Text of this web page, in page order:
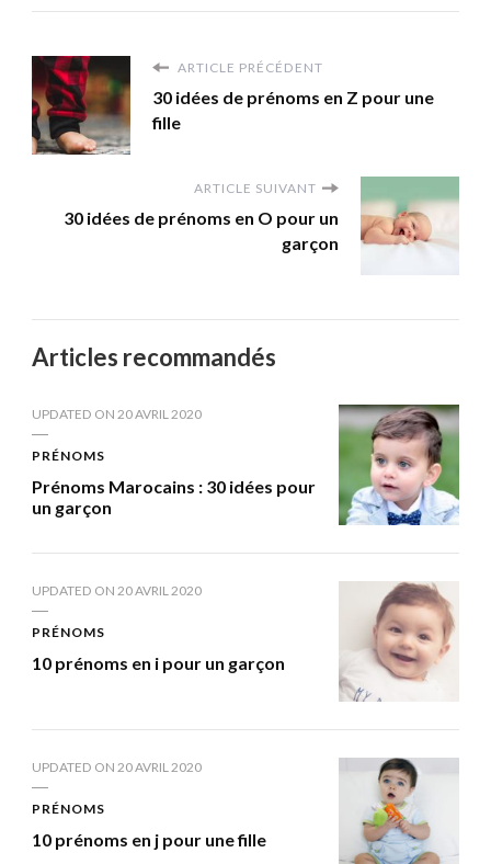
ARTICLE PRÉCÉDENT
30 idées de prénoms en Z pour une
fille
ARTICLE SUIVANT
30 idées de prénoms en O pour un
garçon
Articles recommandés
UPDATED ON 20 AVRIL 2020
PRÉNOMS
Prénoms Marocains : 30 idées pour
un garçon
UPDATED ON 20 AVRIL 2020
PRÉNOMS
10 prénoms en i pour un garçon
UPDATED ON 20 AVRIL 2020
PRÉNOMS
10 prénoms en j pour une fille